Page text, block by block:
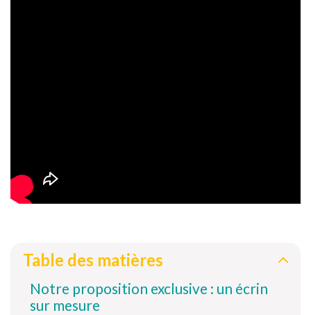
Table des matières
Notre proposition exclusive : un écrin
sur mesure